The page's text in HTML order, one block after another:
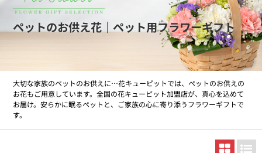
ペットのお供え花｜ペット用フラワーギフト
大切な家族のペットのお供えに…花キューピットでは、ペットのお供えの
お花もご用意しています。全国の花キューピット加盟店が、真心を込めて
お届け。安らかに眠るペットと、ご家族の心に寄り添うフラワーギフトで
す。